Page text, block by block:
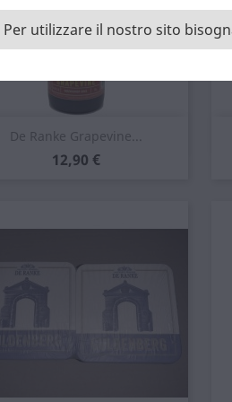
De Ranke Grapevine...
Prezzo
12,90 €
Anteprima
Per utilizzare il nostro sito